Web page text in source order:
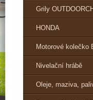
Grily
HONDA
Motorové kolečko
Nivelační hrábě
Oleje, maziva,